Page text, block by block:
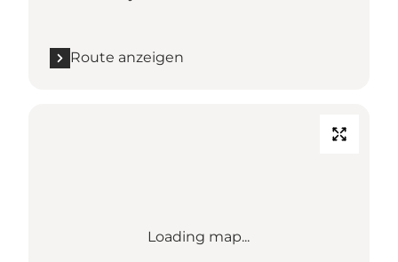
Route anzeigen
Loading map...